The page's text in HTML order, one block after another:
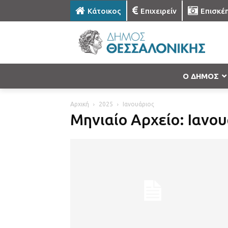
Κάτοικος Επιχειρείν
Ο ΔΗΜΟΣ
Αρχική 2025 Ιανουάριος
Μηνιαίο Αρχείο: